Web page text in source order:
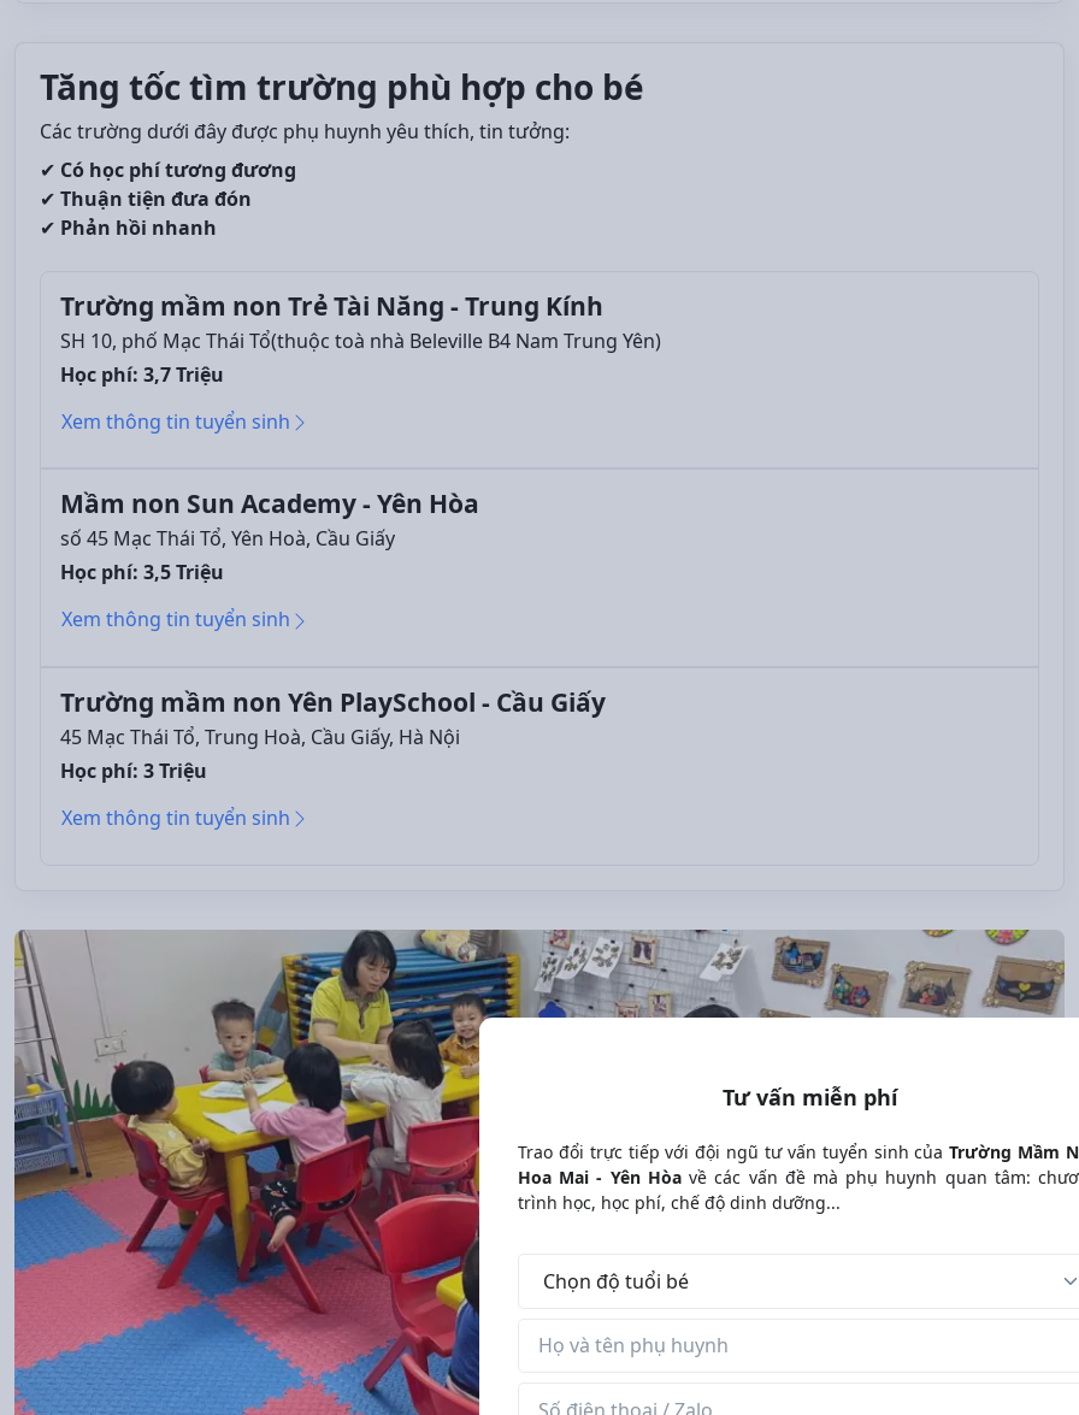
Tăng tốc tìm trường phù hợp cho bé
Các trường dưới đây được phụ huynh yêu thích, tin tưởng:
✔ Có học phí tương đương
✔ Thuận tiện đưa đón
✔ Phản hồi nhanh
Trường mầm non Trẻ Tài Năng - Trung Kính
SH 10, phố Mạc Thái Tổ(thuộc toà nhà Beleville B4 Nam Trung Yên)
Học phí: 3,7 Triệu
Xem thông tin tuyển sinh
Mầm non Sun Academy - Yên Hòa
số 45 Mạc Thái Tổ, Yên Hoà, Cầu Giấy
Học phí: 3,5 Triệu
Xem thông tin tuyển sinh
Trường mầm non Yên PlaySchool - Cầu Giấy
45 Mạc Thái Tổ, Trung Hoà, Cầu Giấy, Hà Nội
Học phí: 3 Triệu
Xem thông tin tuyển sinh
Tư vấn miễn phí
Trao đổi trực tiếp với đội ngũ tư vấn tuyển sinh củaTrường Mầm
Hoa Mai - Yên Hòavề các vấn đề mà phụ huynh quan tâm:
trình học, học phí, chế độ dinh dưỡng...